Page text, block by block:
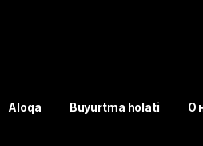
Aloqa Buyurtma holati О